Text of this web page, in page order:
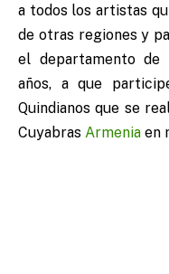
a todos los artistas
de otras regiones y
el departamento de
años, a que
Quindianos que se
Cuyabras Armenia en